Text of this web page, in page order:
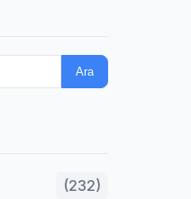
Ara
(232)